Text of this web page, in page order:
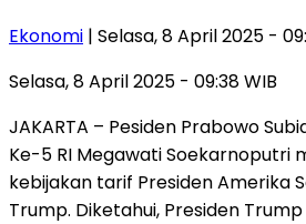
Ekonomi | Selasa, 8 April 2025 -
Selasa, 8 April 2025 - 09:38 WIB
JAKARTA – Pesiden Prabowo
Ke-5 RI Megawati Soekarnoputri
kebijakan tarif Presiden Amerika
Trump. Diketahui, Presiden